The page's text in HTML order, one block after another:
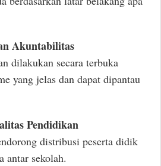
Akuntabilitas
dilakukan secara terbuka
yang jelas dan dapat dipantau
Pendidikan
distribusi peserta didik
antar sekolah.